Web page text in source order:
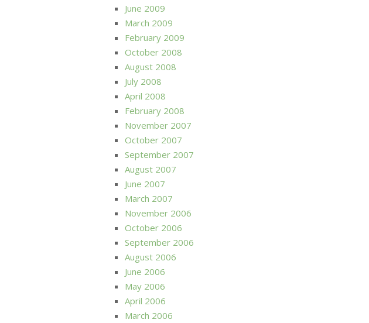
June 2009
March 2009
February 2009
October 2008
August 2008
July 2008
April 2008
February 2008
November 2007
October 2007
September 2007
August 2007
June 2007
March 2007
November 2006
October 2006
September 2006
August 2006
June 2006
May 2006
April 2006
March 2006